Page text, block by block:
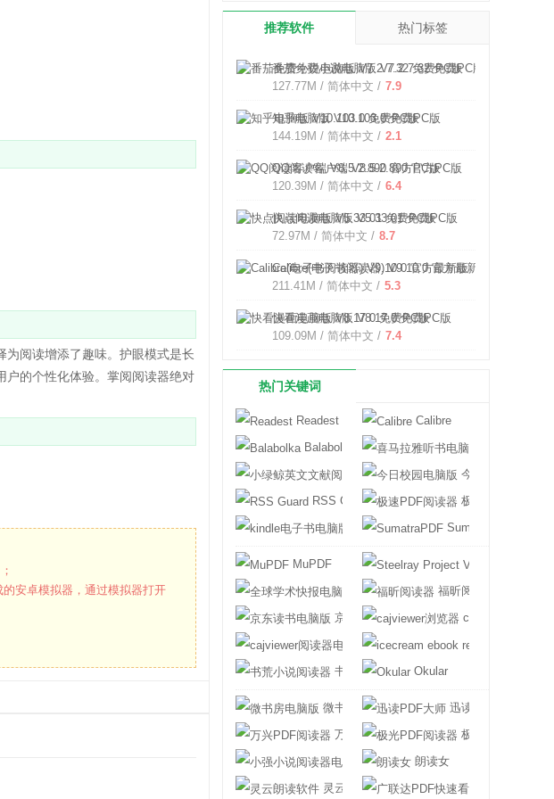
阅读增添了趣味。护眼模式是长
户的个性化体验。掌阅阅读器绝对
安卓模拟器，通过模拟器打开
推荐软件 热门标签
番茄免费小说电脑版 V7.2.7.32 免费PC版
127.77M / 简体中文 / 7.9
知乎电脑版 V10.103.0 免费PC版
144.19M / 简体中文 / 2.1
QQ阅读客户端 V8.5.2.890 官方PC版
120.39M / 简体中文 / 6.4
快点阅读电脑版 V5.33.01 免费PC版
72.97M / 简体中文 / 8.7
Calibre(电子书阅读器) V9.10.0 官方最新版
211.41M / 简体中文 / 5.3
快看漫画电脑版 V8.17.0 免费PC版
109.09M / 简体中文 / 7.4
热门关键词
Readest
Calibre
Balabolka
小绿鲸英文文献阅读器今日校园电脑版
RSS Guard
极速PDF阅读器
kindle电子书电脑版 SumatraPDF
MuPDF
全球学术快报电脑版福昕阅读器
京东读书电脑版
cajviewer浏览器
cajviewer阅读器电脑版
书荒小说阅读器Okular
微书房电脑版
迅读PDF大师
万兴PDF阅读器
极光PDF阅读器
小强小说阅读器电脑版
朗读女
灵云朗读软件